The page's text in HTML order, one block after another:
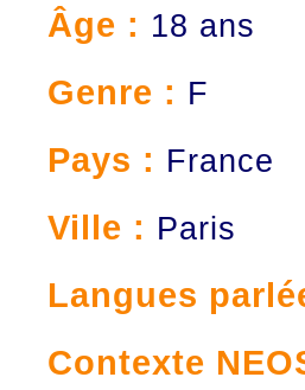
Âge : 18 ans
Genre : F
Pays : France
Ville : Paris
Langues
Contexte